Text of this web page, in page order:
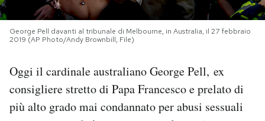
I MIEI PREFERITI
CALENDARIO
George Pell davanti al tribunale di Melbourne, in Australia, il 27 febbraio
2019 (AP Photo/Andy Brownbill, File)
Oggi il cardinale australiano George Pell, ex
consigliere stretto di Papa Francesco e prelato di
più alto grado mai condannato per abusi sessuali